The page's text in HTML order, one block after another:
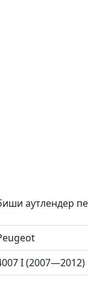
аутлендер
I (2007—2012)